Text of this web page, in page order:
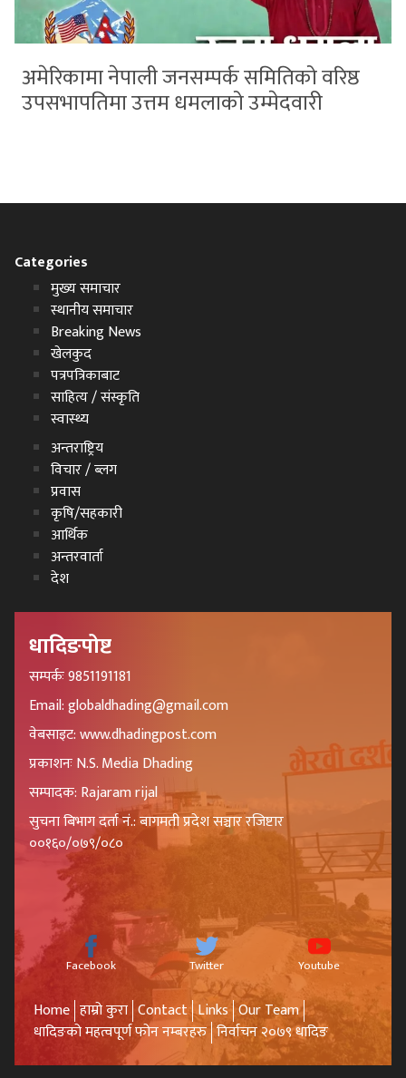
अमेरिकामा नेपाली जनसम्पर्क समितिको वरिष्ठ
उपसभापतिमा उत्तम धमलाको उम्मेदवारी
Categories
मुख्य समाचार
स्थानीय समाचार
Breaking News
खेलकुद
पत्रपत्रिकाबाट
साहित्य / संस्कृति
स्वास्थ्य
अन्तराष्ट्रिय
विचार / ब्लग
प्रवास
कृषि/सहकारी
आर्थिक
अन्तरवार्ता
देश
धादिङपोष्ट
सम्पर्कः 9851191181
Email: globaldhading@gmail.com
वेबसाइट: www.dhadingpost.com
प्रकाशनः N.S. Media Dhading
सम्पादक: Rajaram rijal
सुचना बिभाग दर्ता नं.: बागमती प्रदेश सञ्चार रजिष्टार
००१६०/०७९/०८०
Facebook Twitter Youtube
Home हाम्रो कुरा Contact Links Our Team
धादिङको महत्वपूर्ण फोन नम्बरहरु निर्वाचन २०७९ धादिङ